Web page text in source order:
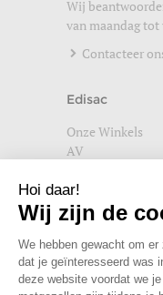
Wij
van maandag tot
Contacteer
Edisac
Onze Winkels
AV
Wettelijke
Privacybeleid
Setup Cookies
Word lid van